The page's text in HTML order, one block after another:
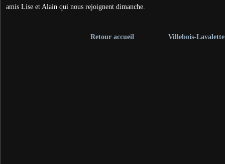
amis Lise et Alain qui nous rejoignent dimanche.
Retour accueil Villebois-Lavalette